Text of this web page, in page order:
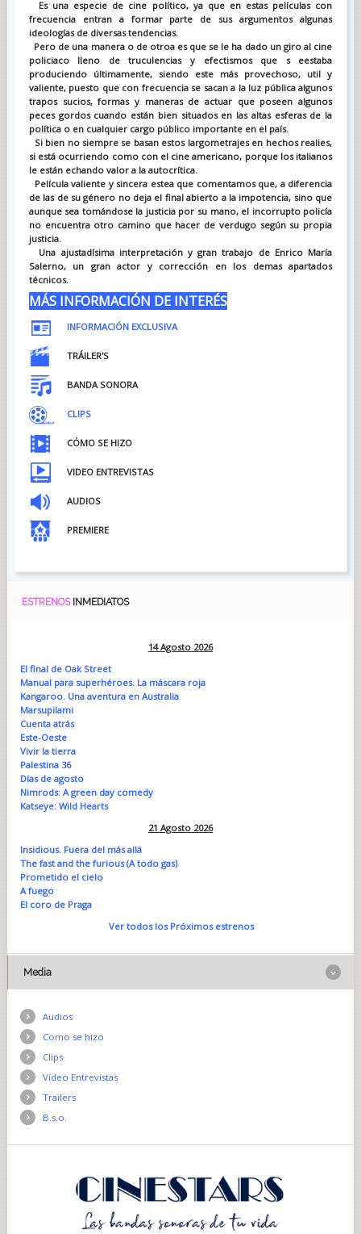
Es una especie de cine político, ya que en estas películas con
frecuencia entran a formar parte de sus argumentos algunas
ideologías de diversas tendencias.
Pero de una manera o de otroa es que se le ha dado un giro al cine
policiaco lleno de truculencias y efectismos que s eestaba
produciendo últimamente, siendo este más provechoso, util y
valiente, puesto que con frecuencia se sacan a la luz pública algunos
trapos sucios, formas y maneras de actuar que poseen algunos
peces gordos cuando están bien situados en las altas esferas de la
política o en cualquier cargo público importante en el país.
Si bien no siempre se basan estos largometrajes en hechos realies,
si está ocurriendo como con el cine americano, porque los italianos
le están echando valor a la autocrítica.
Película valiente y sincera estea que comentamos que, a diferencia
de las de su género no deja el final abierto a la impotencia, sino que
aunque sea tomándose la justicia por su mano, el incorrupto policía
no encuentra otro camino que hacer de verdugo según su propia
justicia.
Una ajustadísima interpretación y gran trabajo de Enrico María
Salerno, un gran actor y corrección en los demas apartados
técnicos.
MÁS INFORMACIÓN DE INTERÉS
INFORMACIÓN EXCLUSIVA
TRÁILER'S
BANDA SONORA
CLIPS
CÓMO SE HIZO
VIDEO ENTREVISTAS
AUDIOS
PREMIERE
ESTRENOS INMEDIATOS
14 Agosto 2026
El final de Oak Street
Manual para superhéroes. La máscara roja
Kangaroo. Una aventura en Australia
Marsupilami
Cuenta atrás
Este-Oeste
Vivir la tierra
Palestina 36
Días de agosto
Nimrods: A green day comedy
Katseye: Wild Hearts
21 Agosto 2026
Insidious. Fuera del más allá
The fast and the furious (A todo gas)
Prometido el cielo
A fuego
El coro de Praga
Ver todos los Próximos estrenos
Media
Audios
Como se hizo
Clips
Vídeo Entrevistas
Trailers
B.s.o.